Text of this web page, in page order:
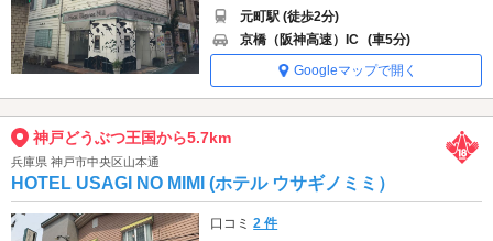
元町駅 (徒歩2分)
京橋（阪神高速）IC (車5分)
Googleマップで開く
神戸どうぶつ王国から5.7km
兵庫県 神戸市中央区山本通
HOTEL USAGI NO MIMI (ホテル ウサギノミミ）
口コミ2 件